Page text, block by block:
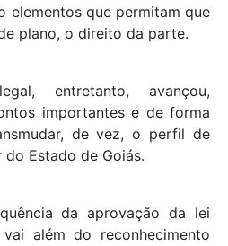
elementos que permitam que
plano, o direito da parte.
entretanto, avançou,
importantes e de forma
de vez, o perfil de
Estado de Goiás.
da aprovação da lei
além do reconhecimento